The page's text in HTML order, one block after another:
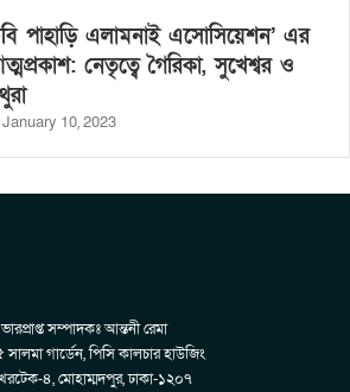
পাহাড়ি এলামনাই এসোসিয়েশন’ এর
নেতৃত্বে গৈরিকা, সুখেশ্বর ও
January 10, 2023
ভারপ্রাপ্ত সম্পাদকঃ আন্তনী রেমা
গার্ডেন, পিসি কালচার হাউজিং
৪, মোহাম্মদপুর, ঢাকা-১২০৭